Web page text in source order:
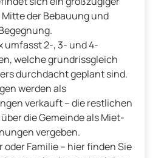
der Bebauung und
umfasst 2-, 3- und 4-
welche grundrissgleich
durchdacht geplant sind.
werden als
verkauft – die restlichen
die Gemeinde als Miet-
vergeben.
oder Familie – hier finden Sie